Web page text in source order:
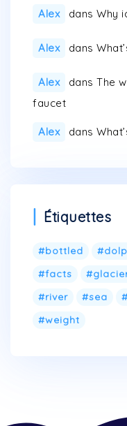
Alex dans Why
Alex dans
Alex dans The
faucet
Alex dans
Étiquettes
bottled
facts
river
sea
weight